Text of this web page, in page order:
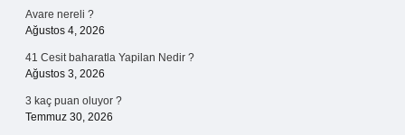
Avare nereli ?
Ağustos 4, 2026
41 Cesit baharatla Yapilan Nedir ?
Ağustos 3, 2026
3 kaç puan oluyor ?
Temmuz 30, 2026